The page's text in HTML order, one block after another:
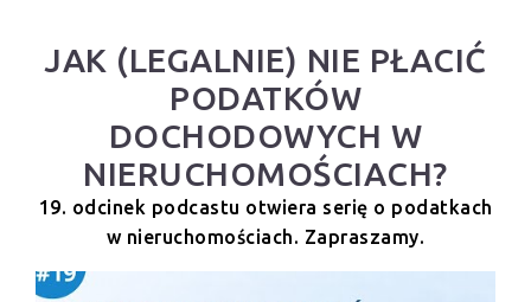
JAK (LEGALNIE) NIE PŁACIĆ
PODATKÓW
DOCHODOWYCH W
NIERUCHOMOŚCIACH?
19. odcinek podcastu otwiera serię o podatkach
w nieruchomościach. Zapraszamy.